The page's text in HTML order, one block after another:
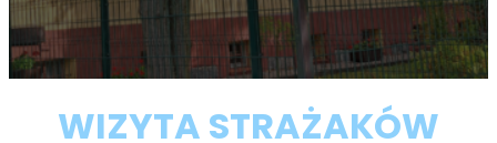
WIZYTA STRAŻAKÓW